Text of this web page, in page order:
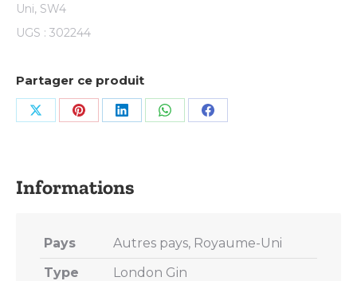
Uni, SW4
UGS : 302244
Partager ce produit
Share Share Share Share Share
Pays
Autres pays, Royaume-Uni
Type
London Gin